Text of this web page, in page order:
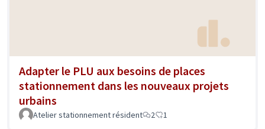
Adapter le PLU aux besoins de places
stationnement dans les nouveaux projets
urbains
Atelier stationnement résident 2 1